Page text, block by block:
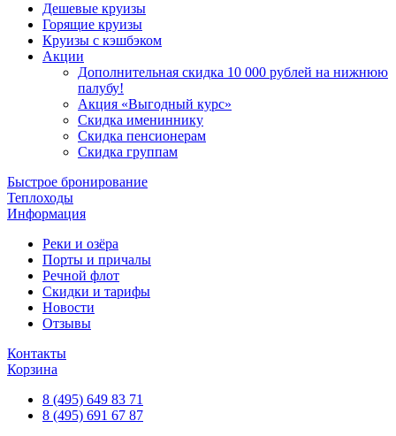
Дешевые круизы
Горящие круизы
Круизы с кэшбэком
Акции
Дополнительная скидка 10 000 рублей на нижнюю
палубу!
Акция «Выгодный курс»
Скидка имениннику
Скидка пенсионерам
Скидка группам
Быстрое бронирование
Теплоходы
Информация
Реки и озёра
Порты и причалы
Речной флот
Скидки и тарифы
Новости
Отзывы
Контакты
Корзина
8 (495) 649 83 71
8 (495) 691 67 87